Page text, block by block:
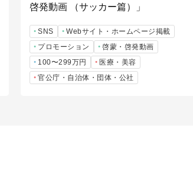
啓発動画 （サッカー篇）」
SNS
Webサイト・ホームページ掲載
プロモーション
啓蒙・啓発動画
100〜299万円
医療・美容
官公庁・自治体・団体・公社